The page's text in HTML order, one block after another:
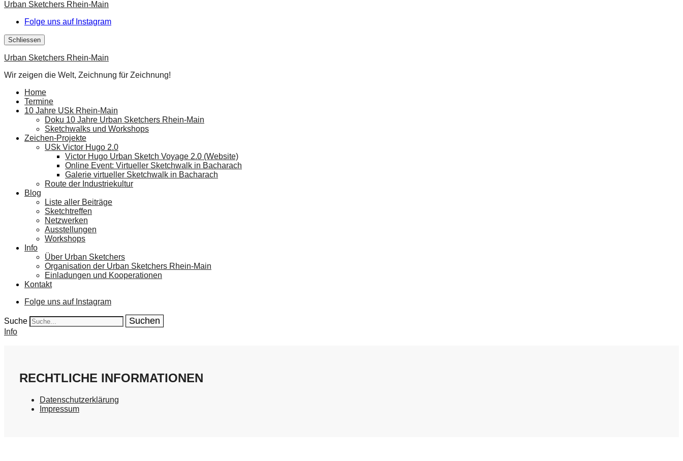
Urban Sketchers Rhein-Main
Folge uns auf Instagram
Schliessen
Urban Sketchers Rhein-Main
Wir zeigen die Welt, Zeichnung für Zeichnung!
Home
Termine
10 Jahre USk Rhein-Main
Doku 10 Jahre Urban Sketchers Rhein-Main
Sketchwalks und Workshops
Zeichen-Projekte
USk Victor Hugo 2.0
Victor Hugo Urban Sketch Voyage 2.0 (Website)
Online Event: Virtueller Sketchwalk in Bacharach
Galerie virtueller Sketchwalk in Bacharach
Route der Industriekultur
Blog
Liste aller Beiträge
Sketchtreffen
Netzwerken
Ausstellungen
Workshops
Info
Über Urban Sketchers
Organisation der Urban Sketchers Rhein-Main
Einladungen und Kooperationen
Kontakt
Folge uns auf Instagram
Suche
Info
RECHTLICHE INFORMATIONEN
Datenschutzerklärung
Impressum